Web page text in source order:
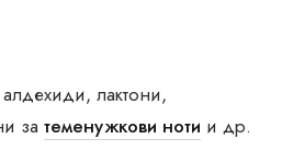
лактони,
затеменужкови ноти и др.